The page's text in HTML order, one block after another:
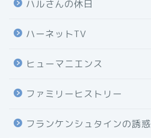
ハルさんの休日
ハーネットTV
ヒューマニエンス
ファミリーヒストリー
フランケンシュタインの誘惑